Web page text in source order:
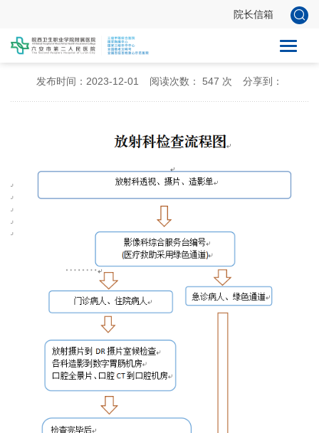
院长信箱
检验检查--放射科检查流程及注意事项
发布时间：2023-12-01 阅读次数： 547 次 分享到：